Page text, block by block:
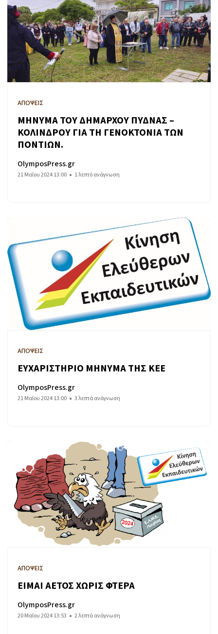
ΑΠΟΨΕΙΣ
ΜΗΝΥΜΑ ΤΟΥ ΔΗΜΑΡΧΟΥ ΠΥΔΝΑΣ –
ΚΟΛΙΝΔΡΟΥ ΓΙΑ ΤΗ ΓΕΝΟΚΤΟΝΙΑ ΤΩΝ
ΠΟΝΤΙΩΝ.
OlymposPress.gr
21 Μαΐου 2024 13:00 1 λεπτό ανάγνωση
ΑΠΟΨΕΙΣ
ΕΥΧΑΡΙΣΤΗΡΙΟ ΜΗΝΥΜΑ ΤΗΣ ΚΕΕ
OlymposPress.gr
21 Μαΐου 2024 13:00 3 λεπτά ανάγνωση
ΑΠΟΨΕΙΣ
ΕΙΜΑΙ ΑΕΤΟΣ ΧΩΡΙΣ ΦΤΕΡΑ
OlymposPress.gr
20 Μαΐου 2024 13:53 2 λεπτά ανάγνωση